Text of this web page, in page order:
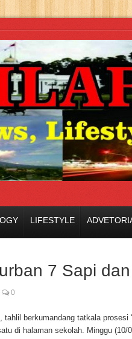
LIFESTYLE
7 Sapi
0
berkumandang tatkala prosesi
di halaman sekolah. Minggu (10/